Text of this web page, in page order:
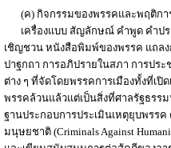
(ค) กิจกรรมของพรรคและพฤติกา
เครื่องแบบ สัญลักษณ์ คำพูด คำปร
เชิญชวน หนังสือพิมพ์ของพรรค แถล
ปาฐกถา การอภิปรายในสภา การปร
ต่าง ๆ ที่จัดโดยพรรคการเมืองทั้งที่เ
พรรคล้วนแล้วแต่เป็นสิ่งที่ศาลรัฐธร
ฐานประกอบการประเมินเหตุยุบพรร
มนุษยชาติ (Criminals Against